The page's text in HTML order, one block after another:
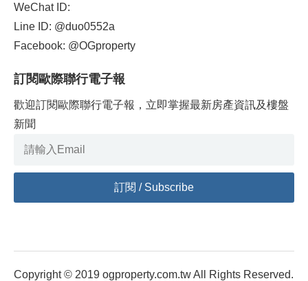
WeChat ID:
Line ID: @duo0552a
Facebook: @OGproperty
訂閱歐際聯行電子報
歡迎訂閱歐際聯行電子報，立即掌握最新房產資訊及樓盤
新聞
Copyright © 2019 ogproperty.com.tw All Rights Reserved.